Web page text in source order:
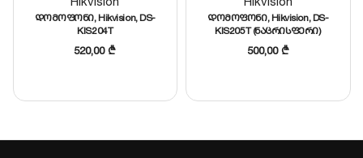
მუშაობისთვის გარე პირობებში.
დისტანციური მართვა:
სრული თავსებადობა
Hik-Connect
აპლიკაციებთან.
დომოფონი, Hikvision, DS-
KIS204T
520,00₾
დომოფონი, Hikvision, DS-
KIS205T (ნაცრისფერი)
500,00₾